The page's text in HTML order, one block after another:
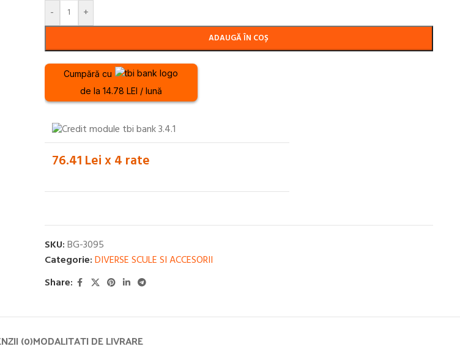
- +
ADAUGĂ ÎN COȘ
Cumpără cu
de la 14.78 LEI / lună
76.41 Lei x 4 rate
SKU:BG-3095
Categorie:DIVERSE SCULE SI ACCESORII
Share:
(0)MODALITATI DE LIVRARE